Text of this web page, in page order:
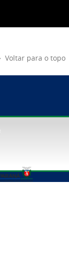
Voltar para o topo